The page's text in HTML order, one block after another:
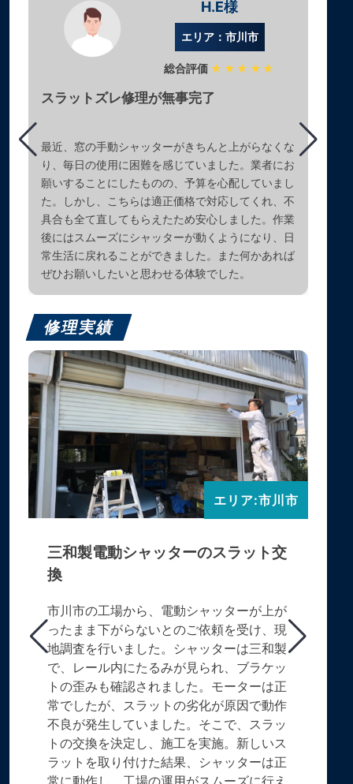
H.E様
エリア：市川市
総合評価 ★★★★★
スラットズレ修理が無事完了
最近、窓の手動シャッターがきちんと上がらなくな
り、毎日の使用に困難を感じていました。業者にお
願いすることにしたものの、予算を心配していまし
た。しかし、こちらは適正価格で対応してくれ、不
具合も全て直してもらえたため安心しました。作業
後にはスムーズにシャッターが動くようになり、日
常生活に戻れることができました。また何かあれば
ぜひお願いしたいと思わせる体験でした。
修理実績
エリア:市川市
三和製電動シャッターのスラット交
換
市川市の工場から、電動シャッターが上が
ったまま下がらないとのご依頼を受け、現
地調査を行いました。シャッターは三和製
で、レール内にたるみが見られ、ブラケッ
トの歪みも確認されました。モーターは正
常でしたが、スラットの劣化が原因で動作
不良が発生していました。そこで、スラッ
トの交換を決定し、施工を実施。新しいス
ラットを取り付けた結果、シャッターは正